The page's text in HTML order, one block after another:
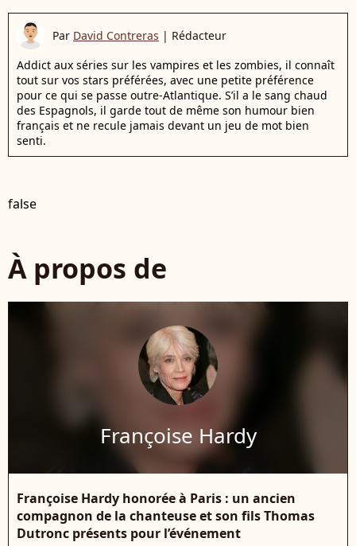
Par David Contreras | Rédacteur
Addict aux séries sur les vampires et les zombies, il connaît
tout sur vos stars préférées, avec une petite préférence
pour ce qui se passe outre-Atlantique. S’il a le sang chaud
des Espagnols, il garde tout de même son humour bien
français et ne recule jamais devant un jeu de mot bien
senti.
false
À propos de
Françoise Hardy
Françoise Hardy honorée à Paris : un ancien
compagnon de la chanteuse et son fils Thomas
Dutronc présents pour l’événement